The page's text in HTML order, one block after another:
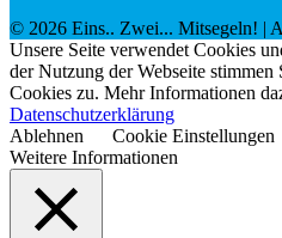
© 2026 Eins.. Zwei... Mitsegeln! |
Unsere Seite verwendet Cookies
der Nutzung der Webseite
Cookies zu. Mehr Informationen
Datenschutzerklärung
Ablehnen
Cookie Einstellungen
Weitere Informationen